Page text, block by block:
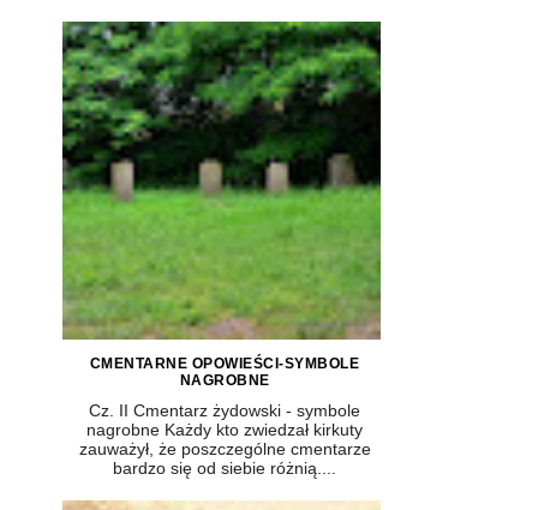
CMENTARNE OPOWIEŚCI-SYMBOLE
NAGROBNE
Cz. II Cmentarz żydowski - symbole
nagrobne Każdy kto zwiedzał kirkuty
zauważył, że poszczególne cmentarze
bardzo się od siebie różnią....